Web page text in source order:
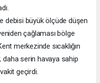
debisi büyük ölçüde düşen
çağlaması bölge
merkezinde sıcaklığın
daha serin havaya sahip
geçirdi.